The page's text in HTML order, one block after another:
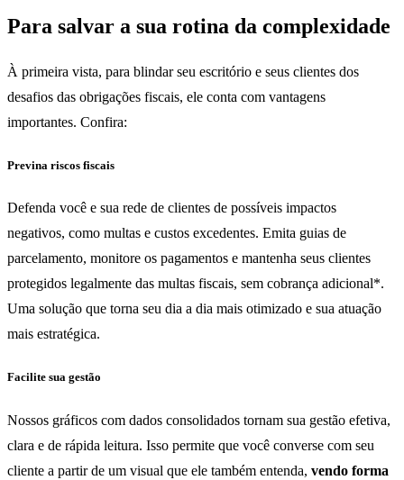
Para salvar a sua rotina da complexidade
À primeira vista, para blindar seu escritório e seus clientes dos
desafios das obrigações fiscais, ele conta com vantagens
importantes. Confira:
Previna riscos fiscais
Defenda você e sua rede de clientes de possíveis impactos
negativos, como multas e custos excedentes. Emita guias de
parcelamento, monitore os pagamentos e mantenha seus clientes
protegidos legalmente das multas fiscais, sem cobrança adicional*.
Uma solução que torna seu dia a dia mais otimizado e sua atuação
mais estratégica.
Facilite sua gestão
Nossos gráficos com dados consolidados tornam sua gestão efetiva,
clara e de rápida leitura. Isso permite que você converse com seu
cliente a partir de um visual que ele também entenda, vendo forma